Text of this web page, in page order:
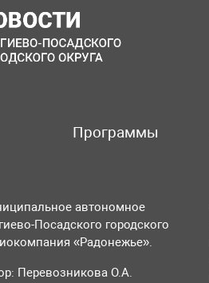
Программы
автономное
Посадского городского
«Радонежье».
Перевозникова О.А.